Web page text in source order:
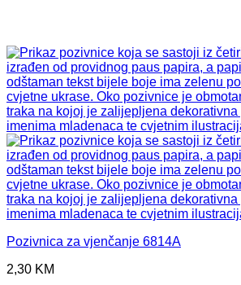
Pozivnica za vjenčanje 6814A
2,30 KM